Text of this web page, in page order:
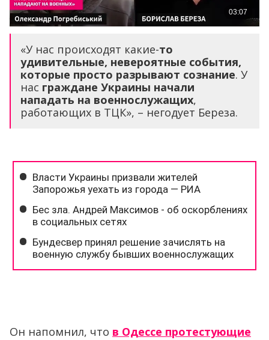
«У нас происходят какие-то
удивительные, невероятные события,
которые просто разрывают сознание. У
нас граждане Украины начали
нападать на военнослужащих,
работающих в ТЦК», – негодует Береза.
Он напомнил, что в Одессе протестующие